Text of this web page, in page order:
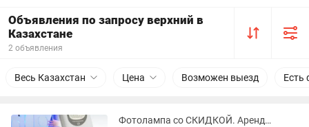
Объявления по запросу верхний в
Казахстане
2 объявления
Весь Казахстан Цена Возможен выезд Есть
Фотолампа со СКИДКОЙ. Аренда.Бесплатное измер-е Билитестом.Аренда фотолампы